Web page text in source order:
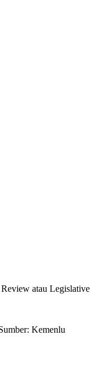
atau Legislative
Kemenlu